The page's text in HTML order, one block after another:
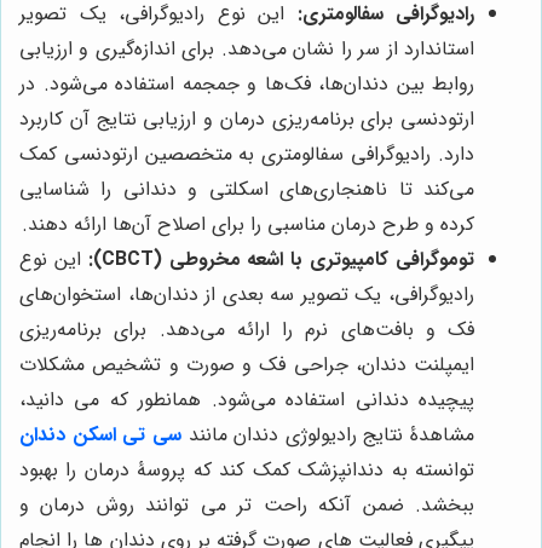
رادیوگرافی سفالومتری: این نوع رادیوگرافی، یک تصویر
استاندارد از سر را نشان می‌دهد. برای اندازه‌گیری و ارزیابی
روابط بین دندان‌ها، فک‌ها و جمجمه استفاده می‌شود. در
ارتودنسی برای برنامه‌ریزی درمان و ارزیابی نتایج آن کاربرد
دارد. رادیوگرافی سفالومتری به متخصصین ارتودنسی کمک
می‌کند تا ناهنجاری‌های اسکلتی و دندانی را شناسایی
کرده و طرح درمان مناسبی را برای اصلاح آن‌ها ارائه دهند.
توموگرافی کامپیوتری با اشعه مخروطی (CBCT):
این نوع
رادیوگرافی، یک تصویر سه بعدی از دندان‌ها، استخوان‌های
فک و بافت‌های نرم را ارائه می‌دهد. برای برنامه‌ریزی
ایمپلنت دندان، جراحی فک و صورت و تشخیص مشکلات
پیچیده دندانی استفاده می‌شود. همانطور که می دانید،
مشاهدۀ نتایج رادیولوژی دندان مانندسی تی اسکن دندان
توانسته به دندانپزشک کمک کند که پروسۀ درمان را بهبود
ببخشد. ضمن آنکه راحت تر می توانند روش درمان و
پیگیری فعالیت های صورت گرفته بر روی دندان ها را انجام